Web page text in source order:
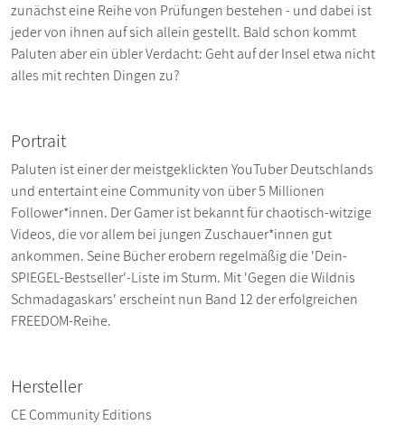
zunächst eine Reihe von Prüfungen bestehen - und dabei ist
jeder von ihnen auf sich allein gestellt. Bald schon kommt
Paluten aber ein übler Verdacht: Geht auf der Insel etwa nicht
alles mit rechten Dingen zu?
Portrait
Paluten ist einer der meistgeklickten YouTuber Deutschlands
und entertaint eine Community von über 5 Millionen
Follower*innen. Der Gamer ist bekannt für chaotisch-witzige
Videos, die vor allem bei jungen Zuschauer*innen gut
ankommen. Seine Bücher erobern regelmäßig die 'Dein-
SPIEGEL-Bestseller'-Liste im Sturm. Mit 'Gegen die Wildnis
Schmadagaskars' erscheint nun Band 12 der erfolgreichen
FREEDOM-Reihe.
Hersteller
CE Community Editions